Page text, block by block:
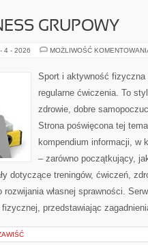
GRUPOWY
4 - 2026 MOŻLIWOŚĆ
Sport i aktywność
regularne ćwiczenia. To
zdrowie, dobre
Strona poświęcona tej
kompendium informacji, w
– zarówno początkujący,
dotyczące treningów, ćwiczeń,
własnej sprawności.
przedstawiając